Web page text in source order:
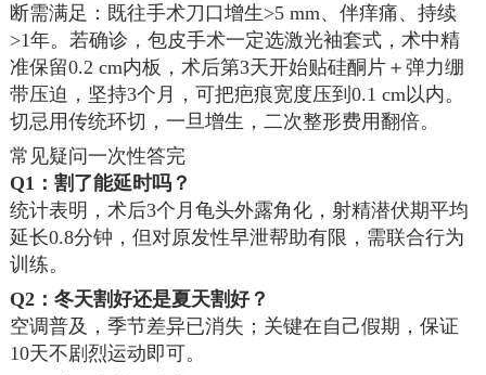
断需满足：既往手术刀口增生>5 mm、伴痒痛、持续
>1年。若确诊，包皮手术一定选激光袖套式，术中精
准保留0.2 cm内板，术后第3天开始贴硅酮片＋弹力绷
带压迫，坚持3个月，可把疤痕宽度压到0.1 cm以内。
切忌用传统环切，一旦增生，二次整形费用翻倍。
常见疑问一次性答完
Q1：割了能延时吗？
统计表明，术后3个月龟头外露角化，射精潜伏期平均
延长0.8分钟，但对原发性早泄帮助有限，需联合行为
训练。
Q2：冬天割好还是夏天割好？
空调普及，季节差异已消失；关键在自己假期，保证
10天不剧烈运动即可。